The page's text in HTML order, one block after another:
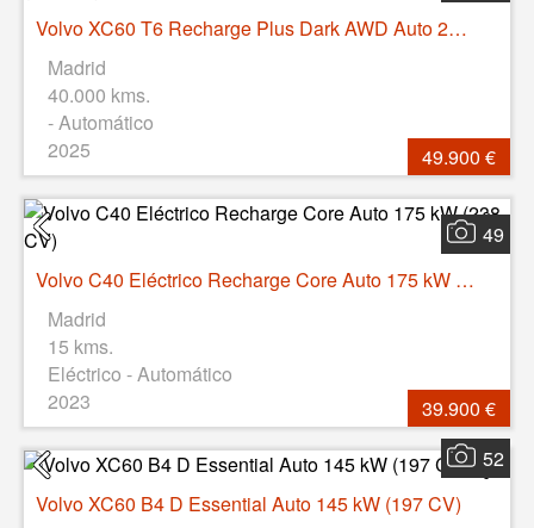
Volvo XC60 T6 Recharge Plus Dark AWD Auto 257 kW (350 CV)
Madrid
40.000 kms.
- Automático
2025
49.900 €
49
Volvo C40 Eléctrico Recharge Core Auto 175 kW (238 CV)
Madrid
15 kms.
Eléctrico - Automático
2023
39.900 €
52
Volvo XC60 B4 D Essential Auto 145 kW (197 CV)